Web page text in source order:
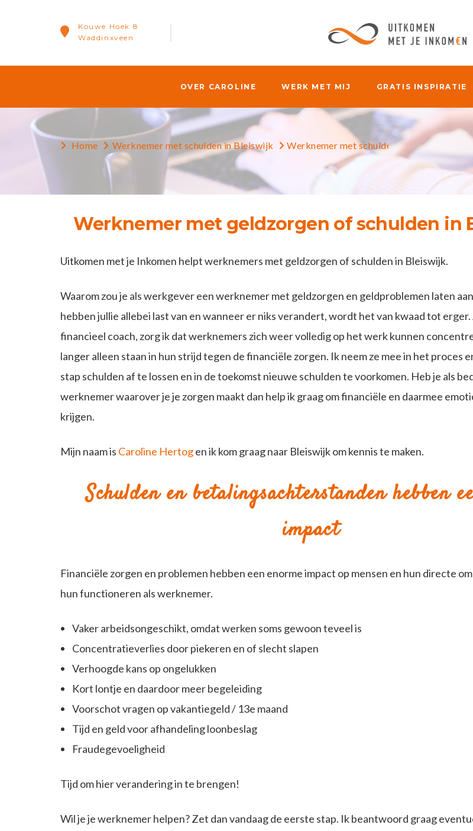
Kouwe Hoek 8
Waddinxveen
OVER CAROLINE WERK MET MIJ GRATIS INSPIRATIE
Home Werknemer met schulden in Bleiswijk Werknemer met schulden in Bleiswijk
Werknemer met geldzorgen of schulden in
Uitkomen met je Inkomen helpt werknemers met geldzorgen of schulden in Bleiswijk.
Waarom zou je als werkgever een werknemer met geldzorgen en geldproblemen laten
hebben jullie allebei last van en wanneer er niks verandert, wordt het van kwaad tot
financieel coach, zorg ik dat werknemers zich weer volledig op het werk kunnen
langer alleen staan in hun strijd tegen de financiële zorgen. Ik neem ze mee in het proces
stap schulden af te lossen en in de toekomst nieuwe schulden te voorkomen. Heb je als
werknemer waarover je je zorgen maakt dan help ik graag om financiële en daarmee
krijgen.
Mijn naam is Caroline Hertogen ik kom graag naar Bleiswijk om kennis te maken.
Schulden en betalingsachterstanden hebben
impact
Financiële zorgen en problemen hebben een enorme impact op mensen en hun directe
hun functioneren als werknemer.
Vaker arbeidsongeschikt, omdat werken soms gewoon teveel is
Concentratieverlies door piekeren en of slecht slapen
Verhoogde kans op ongelukken
Kort lontje en daardoor meer begeleiding
Voorschot vragen op vakantiegeld / 13e maand
Tijd en geld voor afhandeling loonbeslag
Fraudegevoeligheid
Tijd om hier verandering in te brengen!
Wil je je werknemer helpen? Zet dan vandaag de eerste stap. Ik beantwoord graag